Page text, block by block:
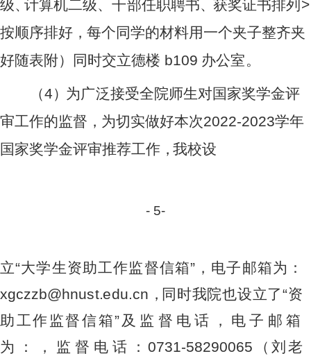
级、计算机二级、干部任职聘书、获奖证书排列 >
按顺序排好 ， 每个同学的材料用一个夹子整齐夹
好随表附） 同时交立德楼 b109 办公室。
（4） 为广泛接受全院师生对国家奖学金评
审工作的监督 ， 为切实做好本次2022-2023学年
国家奖学金评审推荐工作 ，我校设
- 5-
立“大学生资助工作监督信箱” ， 电子邮箱为 ：
xgczzb@hnust.edu.cn ， 同 时我院也设立了“资
助工作监督信箱”及监督 电话 ， 电子 邮箱
为
： ，监督 电 话 ： 0731-58290065 （ 刘 老